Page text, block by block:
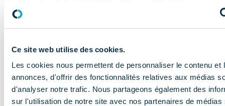
Ce site web utilise des cookies.
Les cookies nous permettent de personnaliser le contenu et
annonces, d'offrir des fonctionnalités relatives aux médias
d'analyser notre trafic. Nous partageons également des
sur l'utilisation de notre site avec nos partenaires de médias
NOS MISSIONS